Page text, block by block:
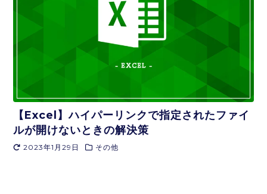
【Excel】ハイパーリンクで指定されたファイ
ルが開けないときの解決策
2023年1月29日 その他